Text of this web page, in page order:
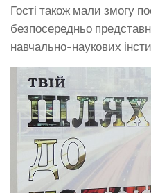
Гості також мали змогу
безпосередньо
навчально-наукових